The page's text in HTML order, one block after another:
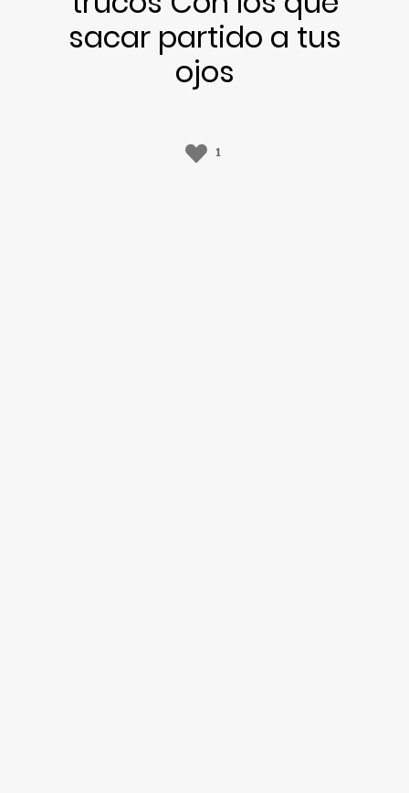
sacar partido a tus
ojos
1